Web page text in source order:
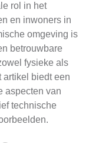
rol in het
en inwoners in
omgeving is
betrouwbare
fysieke als
biedt een
aspecten van
technische